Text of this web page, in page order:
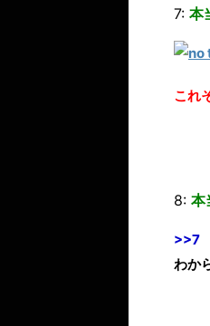
7: 本
これ
8: 本
>>7
わか